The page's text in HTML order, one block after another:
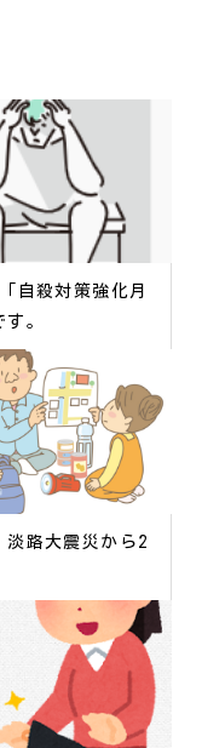
自殺対策強化月
す。
淡路大震災から2